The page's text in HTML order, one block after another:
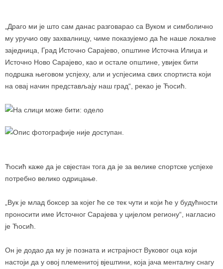
„Драго ми је што сам данас разговарао са Вуком и симболично
му уручио ову захвалницу, чиме показујемо да ће наше локалне
заједница, Град Источно Сарајево, општине Источна Илиџа и
Источно Ново Сарајево, као и остале општине, увијек бити
подршка његовом успјеху, али и успјесима свих спортиста који
на овај начин представљају наш град“, рекао је Ћосић.
Ћосић каже да је свјестан тога да је за велике спортске успјехе
потребно велико одрицање.
„Вук је млад боксер за којег ће се тек чути и који ће у будућности
проносити име Источног Сарајева у цијелом региону“, нагласио
је Ћосић.
Он је додао да му је позната и истрајност Вуковог оца који
настоји да у овој племенитој вјештини, која јача менталну снагу